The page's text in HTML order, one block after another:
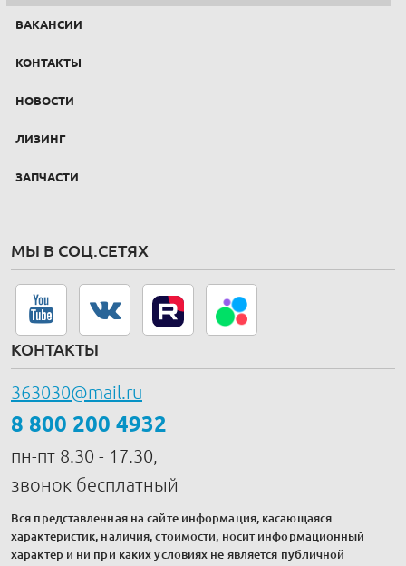
ВАКАНСИИ
КОНТАКТЫ
НОВОСТИ
ЛИЗИНГ
ЗАПЧАСТИ
МЫ В СОЦ.СЕТЯХ
КОНТАКТЫ
363030@mail.ru
8 800 200 4932
пн-пт 8.30 - 17.30,
звонок бесплатный
Вся представленная на сайте информация, касающаяся
характеристик, наличия, стоимости, носит информационный
характер и ни при каких условиях не является публичной